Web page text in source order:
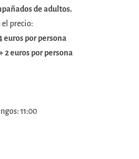
de adultos.
precio:
euros por persona
2 euros por persona
11:00